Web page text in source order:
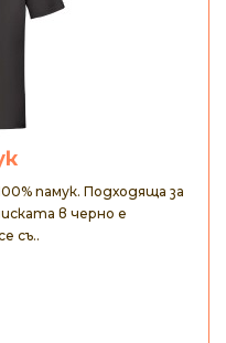
памук. Подходяща за
в черно е
съ..